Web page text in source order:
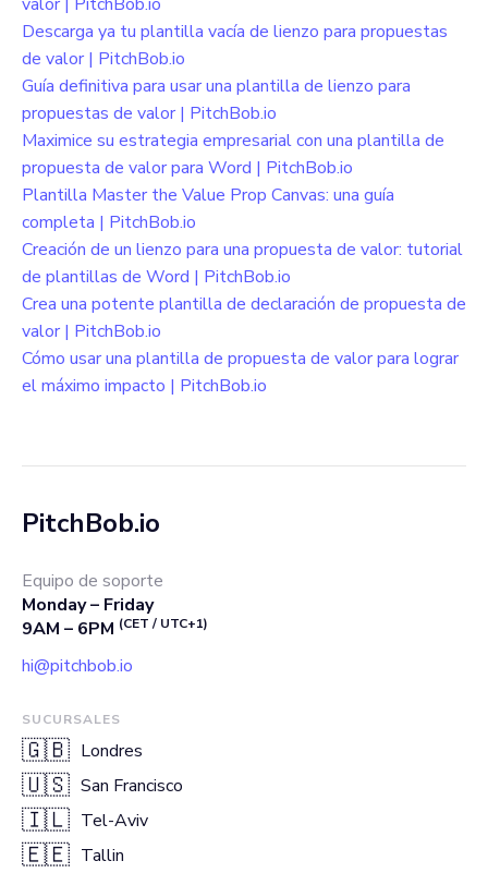
Descarga ya tu plantilla vacía de lienzo para propuestas
de valor | PitchBob.io
Guía definitiva para usar una plantilla de lienzo para
propuestas de valor | PitchBob.io
Maximice su estrategia empresarial con una plantilla de
propuesta de valor para Word | PitchBob.io
Plantilla Master the Value Prop Canvas: una guía
completa | PitchBob.io
Creación de un lienzo para una propuesta de valor: tutorial
de plantillas de Word | PitchBob.io
Crea una potente plantilla de declaración de propuesta de
valor | PitchBob.io
Cómo usar una plantilla de propuesta de valor para lograr
el máximo impacto | PitchBob.io
PitchBob.io
Equipo de soporte
Monday – Friday
9AM – 6PM (CET / UTC+1)
hi@pitchbob.io
SUCURSALES
🇬🇧 Londres
🇺🇸 San Francisco
🇮🇱 Tel-Aviv
🇪🇪 Tallin